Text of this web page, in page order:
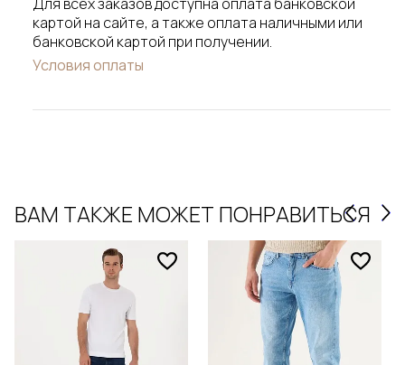
картой на сайте, а также оплата наличными или
банковской картой при получении.
Условия оплаты
ВАМ ТАКЖЕ МОЖЕТ ПОНРАВИТЬСЯ